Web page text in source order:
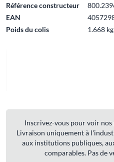
Référence constructeur
EAN
Poids du colis
1.668 kg
Inscrivez-vous pour voir
Livraison uniquement à
aux institutions publiques,
comparables. Pas de